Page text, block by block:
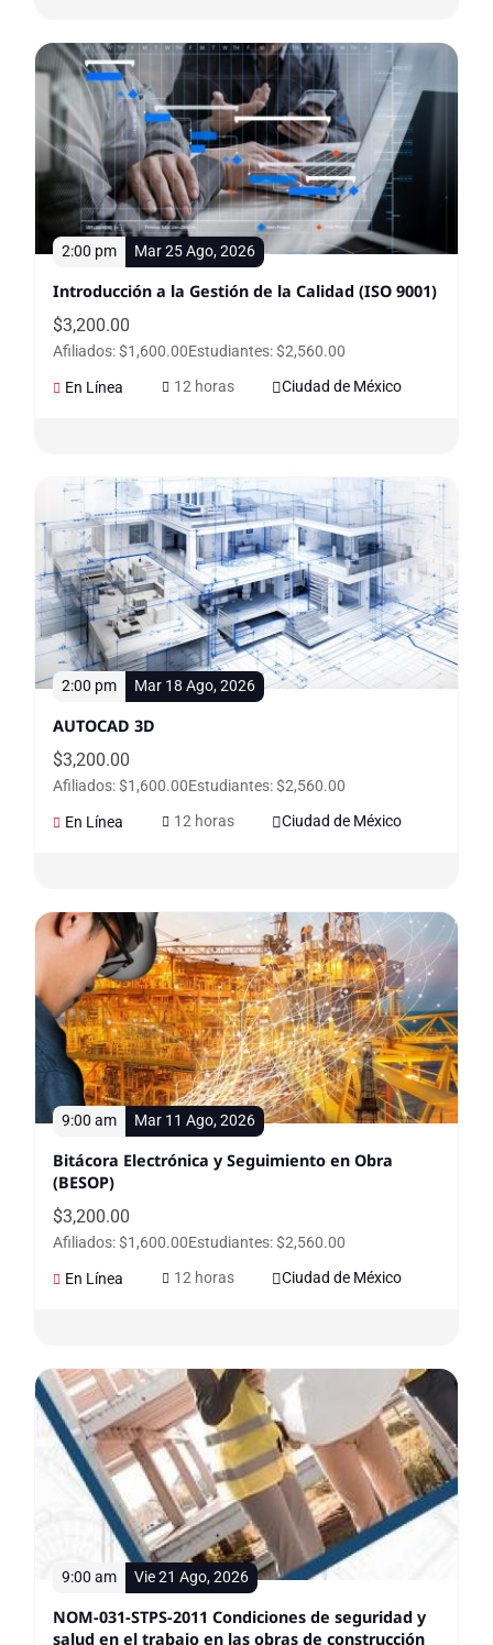
2:00 pm Mar 25 Ago, 2026
Introducción a la Gestión de la Calidad (ISO 9001)
$3,200.00
Afiliados: $1,600.00Estudiantes: $2,560.00
En Línea
12 horas Ciudad de México
2:00 pm Mar 18 Ago, 2026
AUTOCAD 3D
$3,200.00
Afiliados: $1,600.00Estudiantes: $2,560.00
En Línea
12 horas Ciudad de México
9:00 am Mar 11 Ago, 2026
Bitácora Electrónica y Seguimiento en Obra
(BESOP)
$3,200.00
Afiliados: $1,600.00Estudiantes: $2,560.00
En Línea
12 horas Ciudad de México
9:00 am Vie 21 Ago, 2026
NOM-031-STPS-2011 Condiciones de seguridad y
salud en el trabajo en las obras de construcción